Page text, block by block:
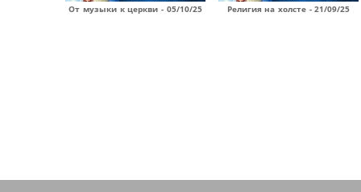
От музыки к церкви - 05/10/25 Религия на холсте - 21/09/25